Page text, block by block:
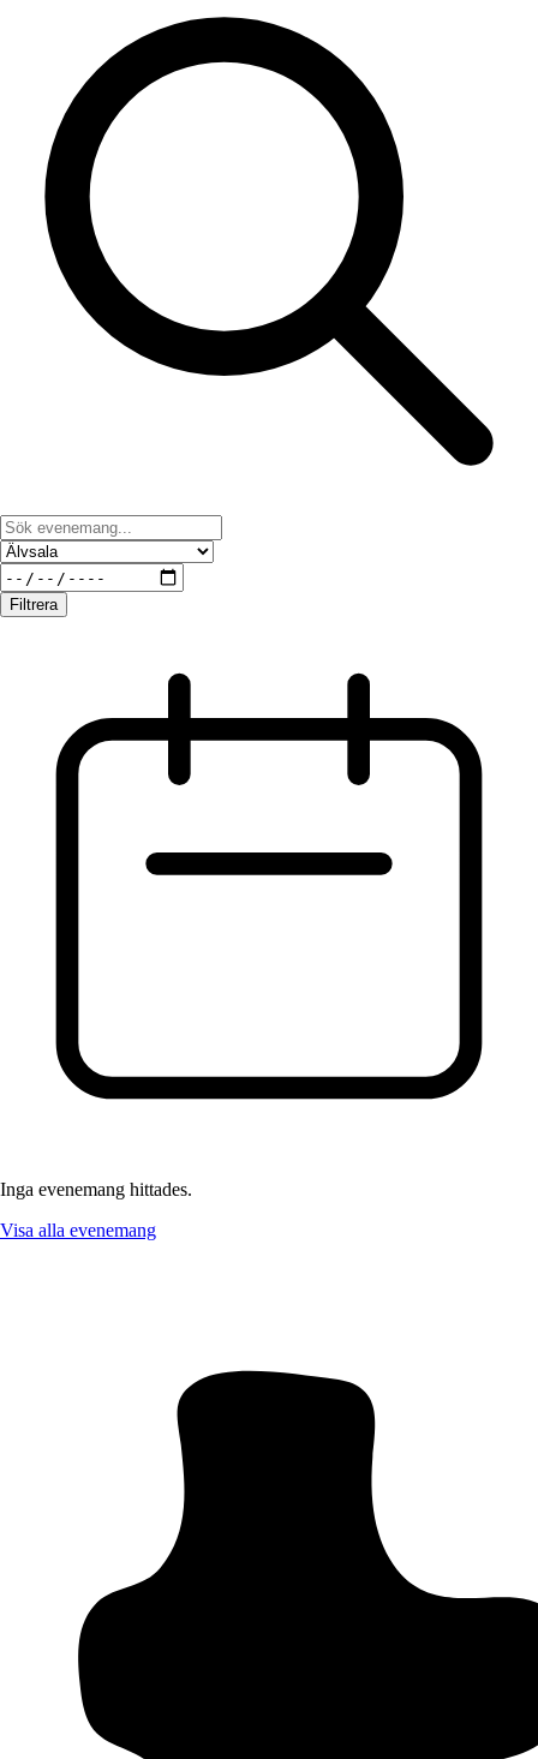
Filtrera
Inga evenemang hittades.
Visa alla evenemang